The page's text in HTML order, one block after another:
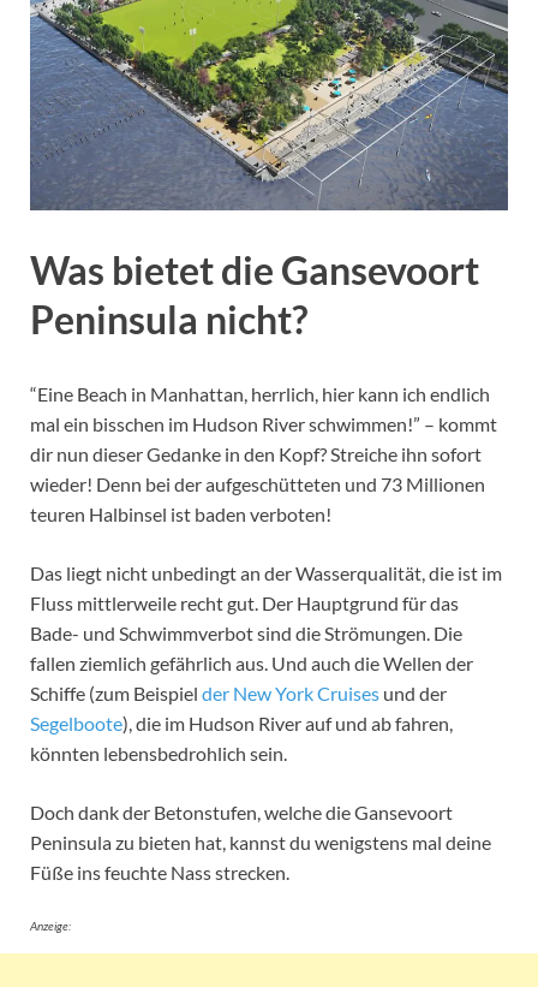
Was bietet die Gansevoort
Peninsula nicht?
“Eine Beach in Manhattan, herrlich, hier kann ich endlich
mal ein bisschen im Hudson River schwimmen!” – kommt
dir nun dieser Gedanke in den Kopf? Streiche ihn sofort
wieder! Denn bei der aufgeschütteten und 73 Millionen
teuren Halbinsel ist baden verboten!
Das liegt nicht unbedingt an der Wasserqualität, die ist im
Fluss mittlerweile recht gut. Der Hauptgrund für das
Bade- und Schwimmverbot sind die Strömungen. Die
fallen ziemlich gefährlich aus. Und auch die Wellen der
Schiffe (zum Beispiel der New York Cruises und der
Segelboote), die im Hudson River auf und ab fahren,
könnten lebensbedrohlich sein.
Doch dank der Betonstufen, welche die Gansevoort
Peninsula zu bieten hat, kannst du wenigstens mal deine
Füße ins feuchte Nass strecken.
Anzeige: